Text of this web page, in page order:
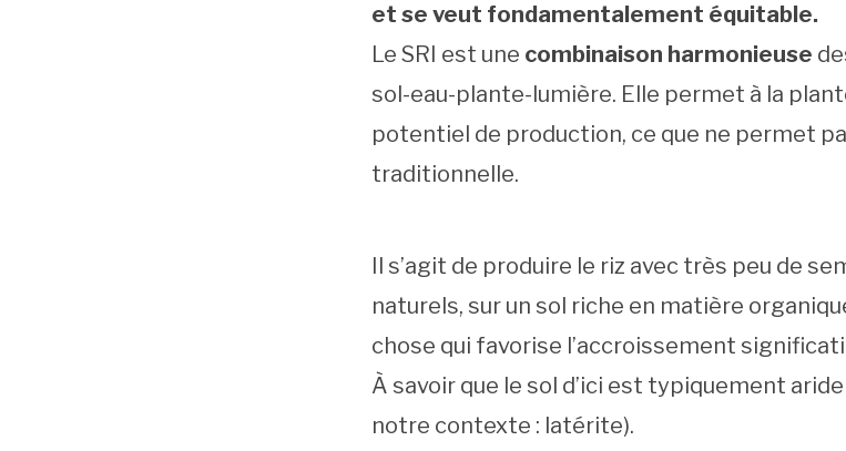
et se veut fondamentalement équitable.
Le SRI est une combinaison harmonieuse
sol-eau-plante-lumière. Elle permet à la
potentiel de production, ce que ne permet
traditionnelle.
Il s’agit de produire le riz avec très peu de
naturels, sur un sol riche en matière
chose qui favorise l’accroissement
À savoir que le sol d’ici est typiquement
notre contexte : latérite).